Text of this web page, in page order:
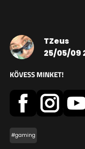
TZeus
25/05/09
KÖVESS MINKET!
#gaming